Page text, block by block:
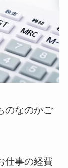
のなのかご
仕事の経費